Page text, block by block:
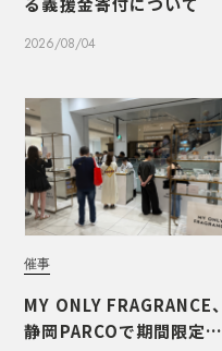
2026/08/04
催事
MY ONLY FRAGRANCE、
静岡PARCOで期間限定PO